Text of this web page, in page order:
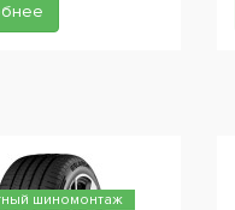
шиномонтаж